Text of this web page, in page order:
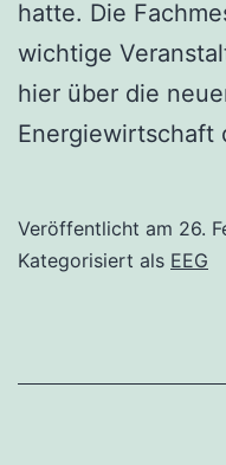
hatte. Die
wichtige
hier über die
Energiewirtschaft
Veröffentlicht am 26.
Kategorisiert als EEG